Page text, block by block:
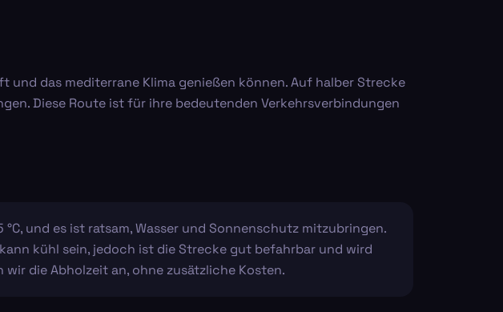
das mediterrane Klima genießen können. Auf halber Strecke
Diese Route ist für ihre bedeutenden Verkehrsverbindungen
und es ist ratsam, Wasser und Sonnenschutz mitzubringen.
kühl sein, jedoch ist die Strecke gut befahrbar und wird
die Abholzeit an, ohne zusätzliche Kosten.